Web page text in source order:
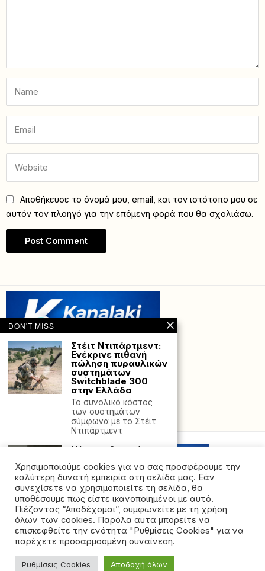
Αποθήκευσε το όνομά μου, email, και τον ιστότοπο μου σε
αυτόν τον πλοηγό για την επόμενη φορά που θα σχολιάσω.
by Hostville”)
©2026 - All rights reserved. Απαγορεύεται ρητά η
αναδημοσίευση χωρίς προηγούμενη έγγραφη άδεια
Χρησιμοποιούμε cookies για να σας προσφέρουμε την
καλύτερη δυνατή εμπειρία στη σελίδα μας. Εάν
συνεχίσετε να χρησιμοποιείτε τη σελίδα, θα
υποθέσουμε πως είστε ικανοποιημένοι με αυτό.
Πιέζοντας “Αποδέχομαι”, συμφωνείτε με τη χρήση
όλων των cookies. Παρόλα αυτα μπορείτε να
επισκεφθείτε την ενότητα "Ρυθμίσεις Cookies" για να
παρέχετε προσαρμοσμένη συναίνεση.
Ρυθμίσεις Cookies Αποδοχή όλων
DON'T MISS
Στέιτ Ντιπάρτμεντ:
Ενέκρινε πιθανή
πώληση πυραυλικών
συστημάτων
Switchblade 300
στην Ελλάδα
Το συνολικό κόστος
των συστημάτων
σύμφωνα με το Στέιτ
Ντιπάρτμεντ
Νέα ομοβροντία
πυραύλων από το
Ιράν στο Ισραήλ –
Πλήγματα των IDF
σε ιρανικές
στρατιωτικές και
πυρηνικές
εγκαταστάσεις
Κλιμακώνεται η
σύγκρουση στη Μέση
Ισραήλ συνεχίζει